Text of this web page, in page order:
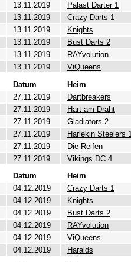
13.11.2019 Palast Darter 1
13.11.2019 Crazy Darts 1
13.11.2019 Knights
13.11.2019 Bust Darts 2
13.11.2019 RAYvolution
13.11.2019 ViQueens
Datum Heim
27.11.2019 Dartbreakers
27.11.2019 Hart am Draht
27.11.2019 Gladiators 2
27.11.2019 Harlekin Steelers 1
27.11.2019 Die Reifen
27.11.2019 Vikings DC 4
Datum Heim
04.12.2019 Crazy Darts 1
04.12.2019 Knights
04.12.2019 Bust Darts 2
04.12.2019 RAYvolution
04.12.2019 ViQueens
04.12.2019 Haralds